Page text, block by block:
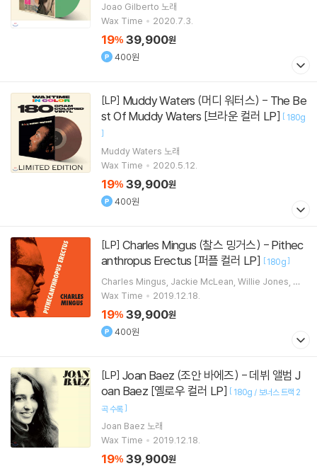
Joao Gilberto 노래
Wax Time
2020.7.3.
19% 39,900원
400원
[LP]
st Of Muddy Waters [브라운 컬러 LP] [ 180g
]
Muddy Waters 노래
Wax Time
2020.5.12.
19% 39,900원
400원
[LP]
anthropus Erectus [퍼플 컬러 LP] [180g]
Charles Mingus Jackie McLean Willie Jones Ma
l Waldron연주 외 1명
Wax Time 2019.12.18.
19% 39,900원
400원
[LP]
oan Baez [옐로우 컬러 LP] [ 180g / 보너스 트랙 2
곡 수록]
Joan Baez 노래
Wax Time
2019.12.18.
19% 39,900원